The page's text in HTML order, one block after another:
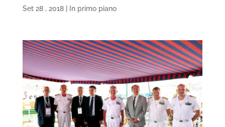
Set 28 , 2018| In primo piano